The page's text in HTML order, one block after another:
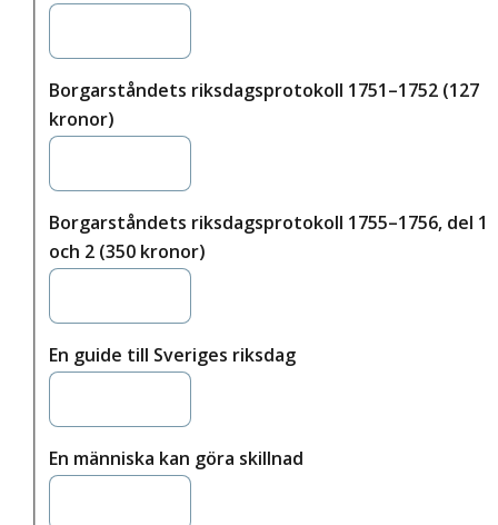
Borgarståndets riksdagsprotokoll 1751–1752 (127
kronor)
Borgarståndets riksdagsprotokoll 1755–1756, del 1
och 2 (350 kronor)
En guide till Sveriges riksdag
En människa kan göra skillnad